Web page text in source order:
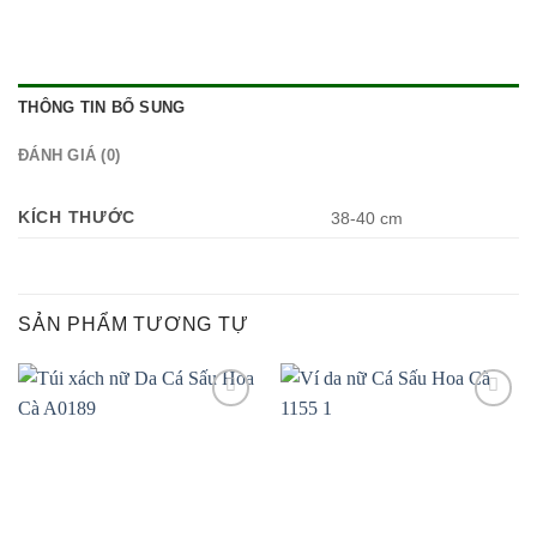
THÔNG TIN BỔ SUNG
ĐÁNH GIÁ (0)
KÍCH THƯỚC 38-40 cm
SẢN PHẨM TƯƠNG TỰ